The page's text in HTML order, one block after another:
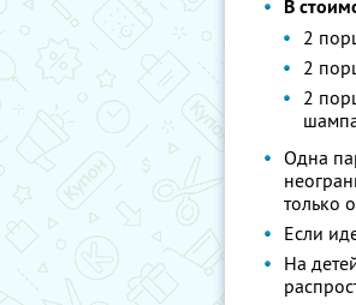
В
2
2
2
Одна
только
Если
На